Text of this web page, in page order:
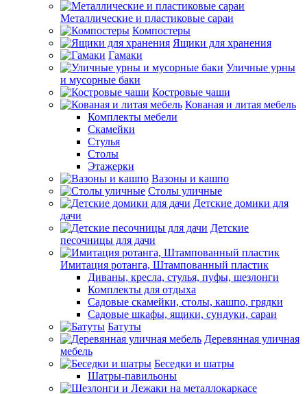
Металлические и пластиковые сараи
Компостеры
Ящики для хранения
Гамаки
Уличные урны
и мусорные баки
Костровые чаши
Кованая и литая мебель
Комплекты мебели
Скамейки
Стулья
Столы
Этажерки
Вазоны и кашпо
Столы уличные
Детские домики для
дачи
Детские
песочницы для дачи
Имитация ротанга, Штампованный пластик
Диваны, кресла, стулья, пуфы, шезлонги
Комплекты для отдыха
Садовые скамейки, столы, кашпо, грядки
Садовые шкафы, ящики, сундуки, сараи
Батуты
Деревянная уличная
мебель
Беседки и шатры
Шатры-павильоны